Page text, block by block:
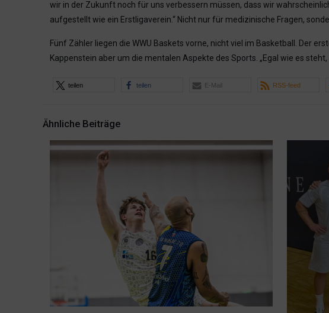
wir in der Zukunft noch für uns verbessern müssen, dass wir
aufgestellt wie ein Erstligaverein.“ Nicht nur für medizinische Fragen,
Fünf Zähler liegen die WWU Baskets vorne, nicht viel im Basketball. Der
Kappenstein aber um die mentalen Aspekte des Sports. „Egal wie es
teilen teilen E-Mail RSS-feed
Ähnliche Beiträge